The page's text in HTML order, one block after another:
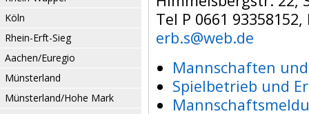
Köln
Rhein-Erft-Sieg
Aachen/Euregio
Münsterland
Münsterland/Hohe Mark
Tel P 0661
erb.s@web.de
Mannschaften
Spielbetrieb und